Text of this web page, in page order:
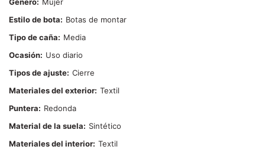
Estilo de bota
Botas de montar
Tipo de caña
Media
Ocasión
Uso diario
Tipos de ajuste Cierre
Materiales del exterior Textil
Puntera
Redonda
Material de la suela
Sintético
Materiales del interior Textil